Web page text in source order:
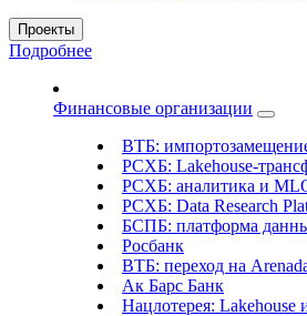
Проекты
Подробнее
Финансовые организации
ВТБ:
РСХБ: Lakehouse-
РСХБ: аналитика и
РСХБ: Data Research
БСПБ: платформа
Росбанк
ВТБ: переход на
Ак Барс Банк
Нацлотерея: Lakehouse